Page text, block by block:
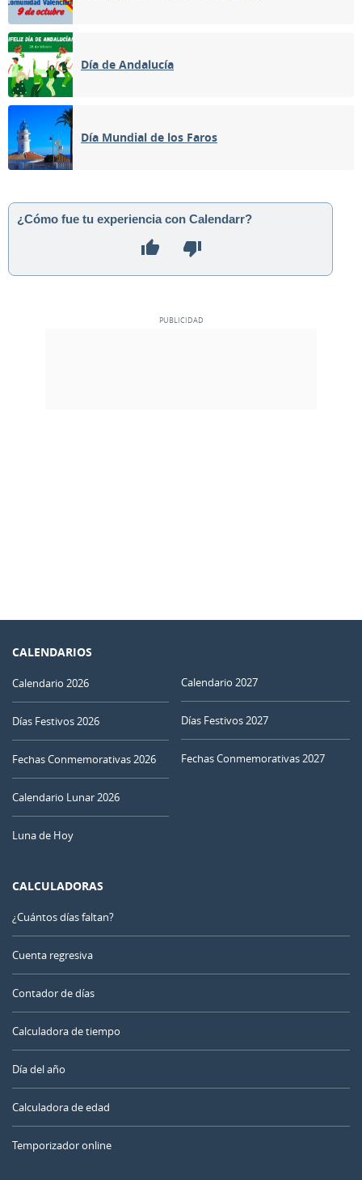
Día de Andalucía
Día Mundial de los Faros
¿Cómo fue tu experiencia con Calendarr?
CALENDARIOS
Calendario 2026
Días Festivos 2026
Fechas Conmemorativas 2026
Calendario Lunar 2026
Luna de Hoy
Calendario 2027
Días Festivos 2027
Fechas Conmemorativas 2027
CALCULADORAS
¿Cuántos días faltan?
Cuenta regresiva
Contador de días
Calculadora de tiempo
Día del año
Calculadora de edad
Temporizador online